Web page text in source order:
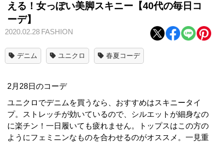
える！女っぽい美脚スキニー【40代の毎日コ
ーデ】
2020.02.28 FASHION
デニム ユニクロ 春夏コーデ
2月28日のコーデ
ユニクロでデニムを買うなら、おすすめはスキニータイ
プ。ストレッチが効いているので、シルエットが細身なの
に楽チン！一日履いても疲れません。トップスはこの方の
ようにフェミニンなものを合わせるのがオススメ。一見重